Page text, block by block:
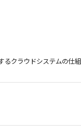
るクラウドシステムの仕